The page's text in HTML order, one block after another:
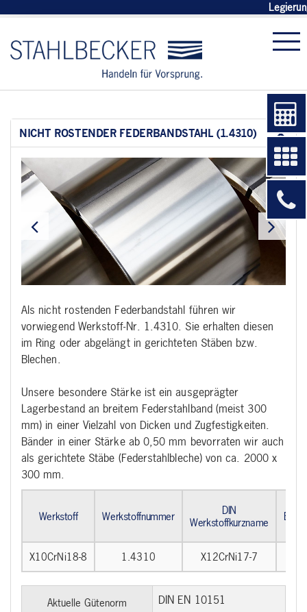
NICHT ROSTENDER FEDERBANDSTAHL (1.4310)
Als nicht rostenden Federbandstahl führen wir
vorwiegend Werkstoff-Nr. 1.4310. Sie erhalten diesen
im Ring oder abgelängt in gerichteten Stäben bzw.
Blechen.
Unsere besondere Stärke ist ein ausgeprägter
Lagerbestand an breitem Federstahlband (meist 300
mm) in einer Vielzahl von Dicken und Zugfestigkeiten.
Bänder in einer Stärke ab 0,50 mm bevorraten wir auch
als gerichtete Stäbe (Federstahlbleche) von ca. 2000 x
300 mm.
Werkstoff Werkstoffnummer
DIN
Werkstoffkurzname
X10CrNi18-8 1.4310 X12CrNi17-7
Aktuelle Gütenorm DIN EN 10151